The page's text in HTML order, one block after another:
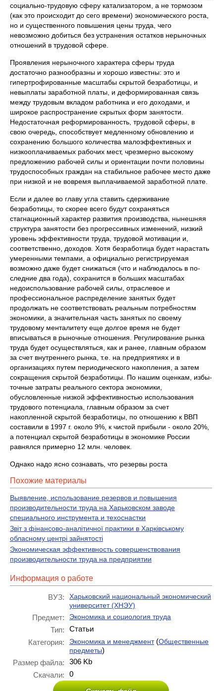
социально-трудовую сферу катализатором, а не тормозом
(как это происходит до сего времени) экономического роста,
но и сущест­венного повышения цены труда, чего
невозможно добиться без устранения остатков нерыночных
отношений в трудовой сфере.
Проявления нерыночного характера сферы труда
достаточно разнообра­зны и хорошо известны: это и
гипертрофированные масштабы скрытой без­работицы, и
невыплаты заработной платы, и деформированная связь
между трудовым вкладом работника и его доходами, и
широкое распространение скрытых форм занятости.
Недостаточная реформированность, трудовой сфе­ры, в
свою очередь, способствует медленному обновлению и
сохранению большого количества малоэффективных и
низкооплачиваемых рабочих мест, чрезмерно высокому
предложению рабочей силы и ориентации почти половины
трудоспособных граждан на стабильное рабочее место даже
при низкой и не вовремя выплачиваемой заработной плате.
Если и далее во главу угла ставить сдерживание
безработицы, то скорее всего будут сохраняться
стагнационный характер развития производства, нынешняя
структура занятости без прогрессивных изменений, низкий
уров­ень эффективности труда, трудовой мотивации и,
соответственно, доходов. Хотя безработица будет нарастать
умеренными темпами, а официально ре­гистрируемая
возможно даже будет снижаться (что и наблюдалось в по­
следние два года), сохранится в больших масштабах
недоиспользование ра­бочей силы, отраслевое и
профессиональное распределение занятых будет
продолжать не соответствовать реальным потребностям
экономики, а зна­чительная часть занятых по своему
трудовому менталитету еще долгое вре­мя не будет
вписываться в рыночные отношения. Регулирование рынка
тру­да будет осуществляться, как и ранее, главным образом
за счет внутреннего рынка, т.е. на предприятиях и в
организациях путем периодического накоп­ления, а затем
сокращения скрытой безработицы. По нашим оценкам, избы­
точные затраты реального сектора экономики,
обусловленные низкой эф­фективностью использования
трудового потенциала, главным образом за счет
накопленной скрытой безработицы, по отношению к ВВП
составили в 1997 г. около 9%, к чистой прибыли - около 20%,
а потенциал скрытой без­работицы в экономике России
равнялся примерно 12 млн. человек.
Однако надо ясно сознавать, что резервы роста
Похожие материалы
Выявление, использование резервов и повышения
производительности труда на Харьковском заводе
специального инструмента и техоснастки
Звіт з фінансово-аналітичної практики в Харківському
обласному центрі зайнятості
Экономическая эффективность совершенствования
производительности труда на предприятии
Информация о работе
ВУЗ:
Харьковский национальный экономический
университет (ХНЭУ)
Предмет: Экономика и социология труда
Тип:
Статьи
Категория:
Экономика и менеджмент(Общественные
предметы)
Размер файла:
306 Kb
Скачали:
0